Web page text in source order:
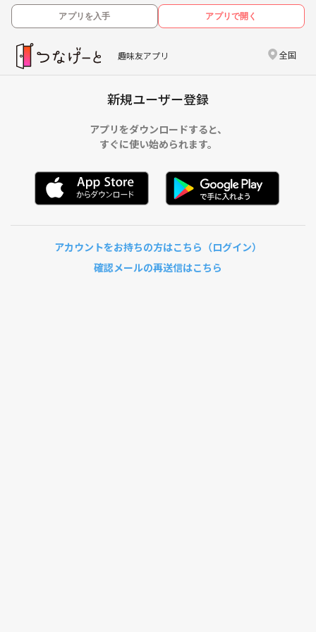
アプリを入手 アプリで開く
趣味友アプリ 全国
新規ユーザー登録
アプリをダウンロードすると、
すぐに使い始められます。
アカウントをお持ちの方はこちら（ログイン）
確認メールの再送信はこちら